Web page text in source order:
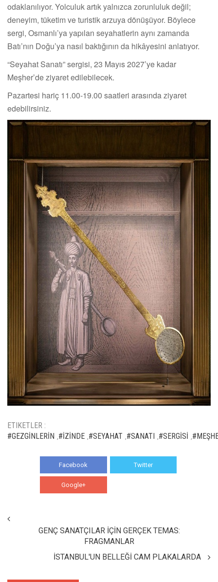
odaklanılıyor. Yolculuk artık yalnızca zorunluluk değil;
deneyim, tüketim ve turistik arzuya dönüşüyor. Böylece
sergi, Osmanlı’ya yapılan seyahatlerin aynı zamanda
Batı’nın Doğu’ya nasıl baktığının da hikâyesini anlatıyor.
“Seyahat Sanatı” sergisi, 23 Mayıs 2027’ye kadar
Meşher’de ziyaret edilebilecek.
Pazartesi hariç 11.00-19.00 saatleri arasında ziyaret
edebilirsiniz.
ETIKETLER :
#GEZGİNLERİN #İZİNDE #SEYAHAT #SANATI #SERGİSİ
Facebook Twitter
Google+
GENÇ SANATÇILAR İÇİN GERÇEK TEMAS:
FRAGMANLAR
İSTANBUL'UN BELLEĞİ CAM PLAKALARDA